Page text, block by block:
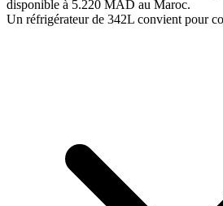
disponible à 5.220 MAD au Maroc.
Un réfrigérateur de 342L convient pour